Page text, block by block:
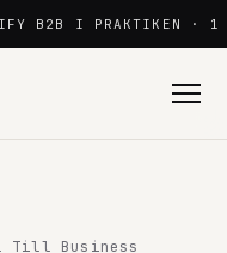
B2B I PRAKTIKEN · 1
Till Business